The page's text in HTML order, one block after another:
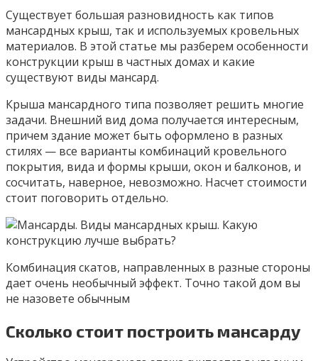
Существует большая разновидность как типов
мансардных крыш, так и используемых кровельных
материалов. В этой статье мы разберем особенности
конструкции крыш в частных домах и какие
существуют виды мансард.
Крыша мансардного типа позволяет решить многие
задачи. Внешний вид дома получается интересным,
причем здание может быть оформлено в разных
стилях — все варианты комбинаций кровельного
покрытия, вида и формы крыши, окон и балконов, и
сосчитать, наверное, невозможно. Насчет стоимости
стоит поговорить отдельно.
Комбинация скатов, направленных в разные стороны
дает очень необычный эффект. Точно такой дом вы
не назовете обычным
Сколько стоит построить мансарду